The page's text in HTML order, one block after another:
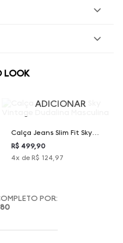
LOOK
GG XGG
ADICIONAR
Calça Jeans Slim Fit Sky
Vintage Dudalina Masculina
R$ 499,90
4x de R$ 124,97
POR: